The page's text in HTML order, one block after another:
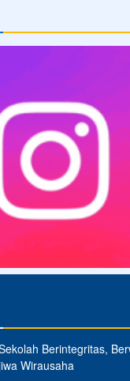
Berintegritas,
Wirausaha